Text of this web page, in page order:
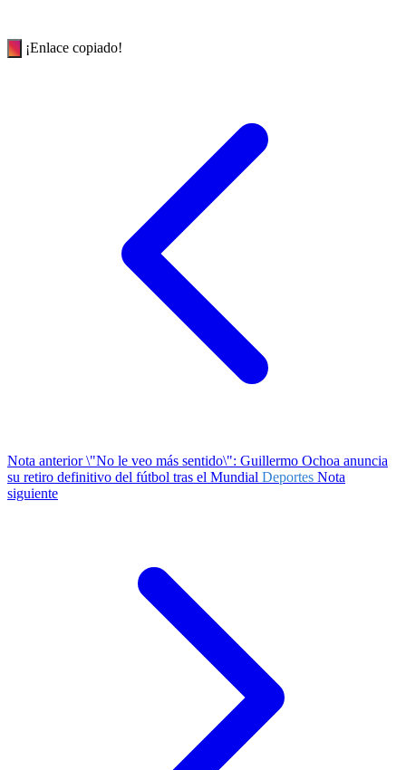
¡Enlace copiado!
Nota anterior\"No le veo más sentido\": Guillermo Ochoa anuncia
su retiro definitivo del fútbol tras el Mundial Deportes Nota
siguiente